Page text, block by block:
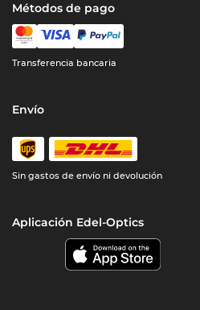
Métodos de pago
Transferencia bancaria
Envío
Sin gastos de envío ni devolución
Aplicación Edel-Optics